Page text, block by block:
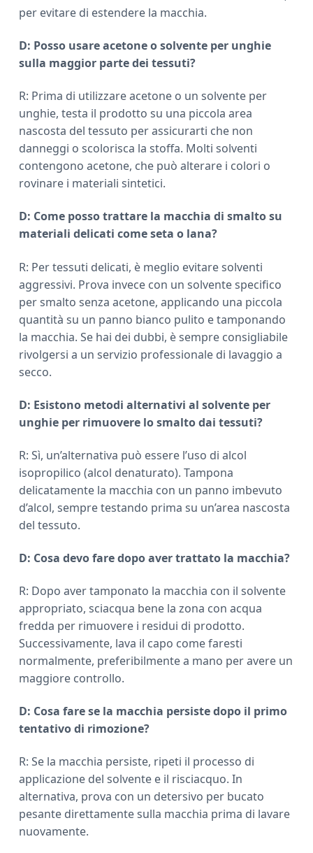
per evitare di estendere la macchia.
D: Posso usare acetone o solvente per unghie
sulla maggior parte dei tessuti?
R: Prima di utilizzare acetone o un solvente per
unghie, testa il prodotto su una piccola area
nascosta del tessuto per assicurarti che non
danneggi o scolorisca la stoffa. Molti solventi
contengono acetone, che può alterare i colori o
rovinare i materiali sintetici.
D: Come posso trattare la macchia di smalto su
materiali delicati come seta o lana?
R: Per tessuti delicati, è meglio evitare solventi
aggressivi. Prova invece con un solvente specifico
per smalto senza acetone, applicando una piccola
quantità su un panno bianco pulito e tamponando
la macchia. Se hai dei dubbi, è sempre consigliabile
rivolgersi a un servizio professionale di lavaggio a
secco.
D: Esistono metodi alternativi al solvente per
unghie per rimuovere lo smalto dai tessuti?
R: Sì, un’alternativa può essere l’uso di alcol
isopropilico (alcol denaturato). Tampona
delicatamente la macchia con un panno imbevuto
d’alcol, sempre testando prima su un’area nascosta
del tessuto.
D: Cosa devo fare dopo aver trattato la macchia?
R: Dopo aver tamponato la macchia con il solvente
appropriato, sciacqua bene la zona con acqua
fredda per rimuovere i residui di prodotto.
Successivamente, lava il capo come faresti
normalmente, preferibilmente a mano per avere un
maggiore controllo.
D: Cosa fare se la macchia persiste dopo il primo
tentativo di rimozione?
R: Se la macchia persiste, ripeti il processo di
applicazione del solvente e il risciacquo. In
alternativa, prova con un detersivo per bucato
pesante direttamente sulla macchia prima di lavare
nuovamente.